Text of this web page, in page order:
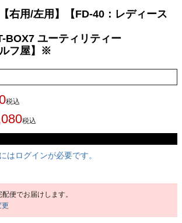
右用/左用】【FD-40：レディース
BOX7 ユーティリティー
ルフ屋】※
税込
税込
はログインが必要です。
配便 でお届けします。
更